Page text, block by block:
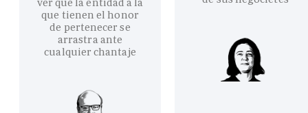
que tienen el honor
de pertenecer se
arrastra ante
cualquier chantaje